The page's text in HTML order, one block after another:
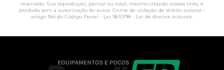
reservado. Sua reprodução, parcial ou total, mesmo citando nossos links, é
proibida sem a autorização do autor. Crime de violação de direito autoral –
artigo 184 do Código Penal – Lei 9610/98 - Lei de direitos autorais